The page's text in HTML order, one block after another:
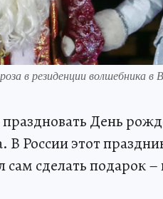
в резиденции волшебника
День
России этот
сделать подарок –